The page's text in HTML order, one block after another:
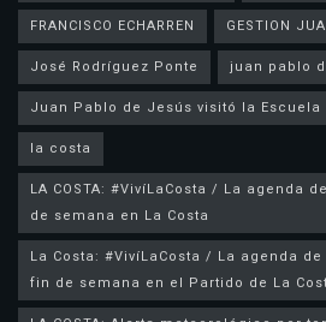
FRANCISCO ECHARREN
GESTION
José Rodríguez Ponte
juan pablo
la costa
LA COSTA: #VivíLaCosta / La agenda
de semana en La Costa
La Costa: #VivíLaCosta / La agenda
fin de semana en el Partido de La